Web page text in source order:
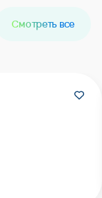
Смотреть все